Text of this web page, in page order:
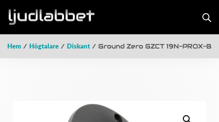
Hem / Högtalare / Diskant / Ground Zero GZCT 19N-PROX-B